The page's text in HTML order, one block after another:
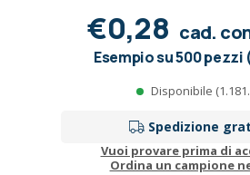
€0,28 cad.
Esempio su 500 pezzi
Disponibile
Spedizione
Vuoi provare prima di
Ordina un campione